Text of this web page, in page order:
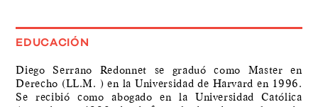
EDUCACIÓN
Diego Serrano Redonnet se graduó como Master en
Derecho (LL.M. ) en la Universidad de Harvard en 1996.
Se recibió como abogado en la Universidad Católica